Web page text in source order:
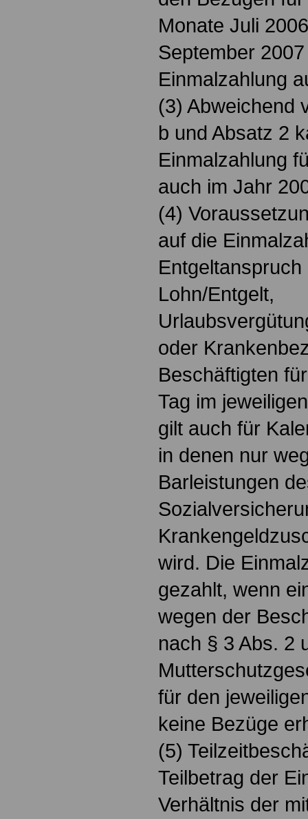
Monate Juli
September
Einmalzahlung
(3) Abweichend
b und Absatz 2
Einmalzahlung
auch im Jahr
(4)
auf die
Lohn/Entgelt,
oder
Beschäftigten
Tag im
gilt auch für
in denen nur
Barleistungen
wird. Die
gezahlt, wenn
wegen der
nach § 3 Abs. 2
für den
keine Bezüge
(5)
Teilbetrag der
Verhältnis der